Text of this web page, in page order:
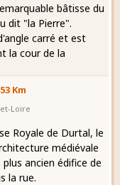
bâtisse du
dit "la Pierre".
carré et est
la cour de la
Km
Loire
Royale de Durtal, le
médiévale
ancien édifice de
la rue.